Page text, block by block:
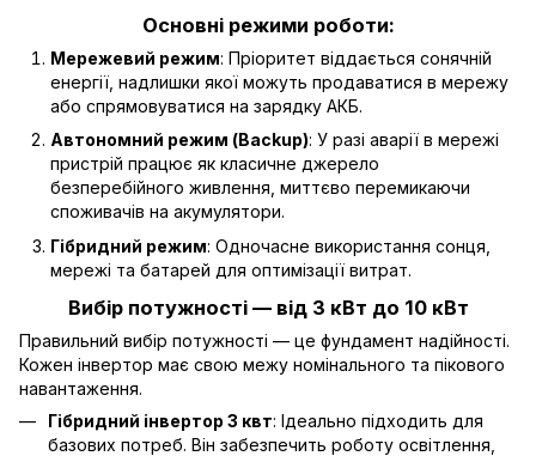
Основні режими роботи:
Мережевий режим: Пріоритет віддається сонячній
енергії, надлишки якої можуть продаватися в мережу
або спрямовуватися на зарядку АКБ.
Автономний режим (Backup): У разі аварії в мережі
пристрій працює як класичне джерело
безперебійного живлення, миттєво перемикаючи
споживачів на акумулятори.
Гібридний режим: Одночасне використання сонця,
мережі та батарей для оптимізації витрат.
Вибір потужності — від 3 кВт до 10 кВт
Правильний вибір потужності — це фундамент надійності.
Кожен інвертор має свою межу номінального та пікового
навантаження.
Гібридний інвертор 3 квт: Ідеально підходить для
базових потреб. Він забезпечить роботу освітлення,